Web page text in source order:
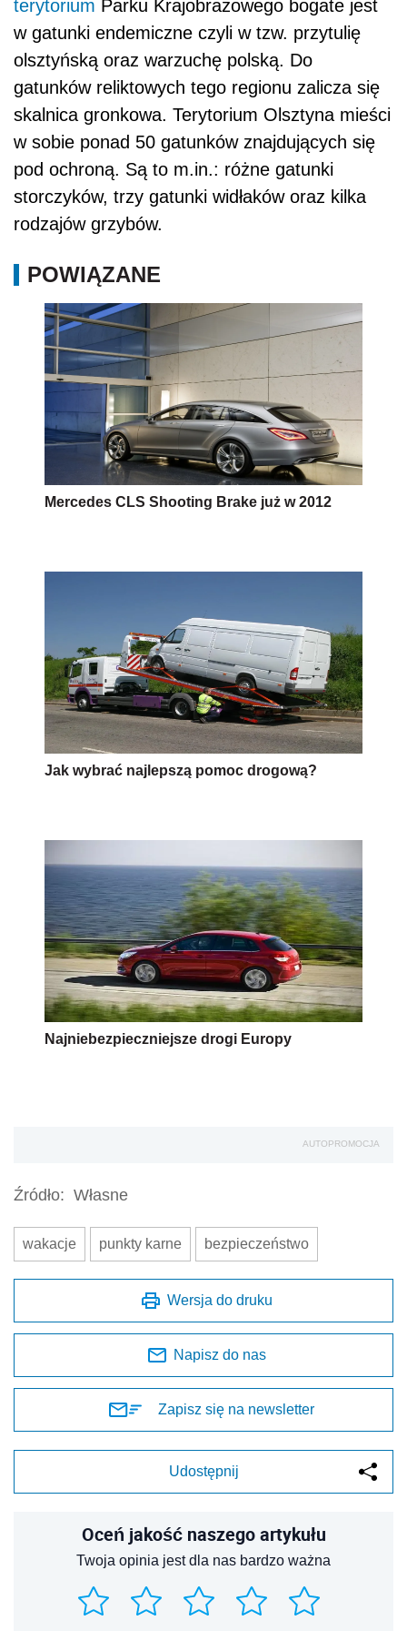
terytorium Parku Krajobrazowego bogate jest
w gatunki endemiczne czyli w tzw. przytulię
olsztyńską oraz warzuchę polską. Do
gatunków reliktowych tego regionu zalicza się
skalnica gronkowa. Terytorium Olsztyna mieści
w sobie ponad 50 gatunków znajdujących się
pod ochroną. Są to m.in.: różne gatunki
storczyków, trzy gatunki widłaków oraz kilka
rodzajów grzybów.
POWIĄZANE
Mercedes CLS Shooting Brake już w 2012
Jak wybrać najlepszą pomoc drogową?
Najniebezpieczniejsze drogi Europy
AUTOPROMOCJA
Źródło: Własne
wakacje punkty karne bezpieczeństwo
Wersja do druku
Napisz do nas
Zapisz się na newsletter
Udostępnij
Oceń jakość naszego artykułu
Twoja opinia jest dla nas bardzo ważna